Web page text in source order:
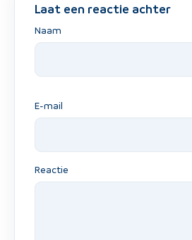
Laat een reactie achter
Naam
E-mail
Reactie